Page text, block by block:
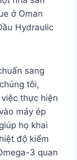
ở Oman
Hydraulic
sang
tôi,
thực hiện
máy ép
họ khai
độ kiểm
3 quan